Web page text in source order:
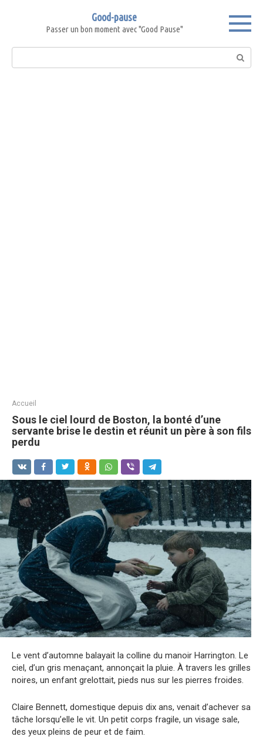
Good-pause
Passer un bon moment avec "Good Pause"
Search:
Accueil
Sous le ciel lourd de Boston, la bonté d’une
servante brise le destin et réunit un père à son fils
perdu
Le vent d’automne balayait la colline du manoir Harrington. Le
ciel, d’un gris menaçant, annonçait la pluie. À travers les grilles
noires, un enfant grelottait, pieds nus sur les pierres froides.
Claire Bennett, domestique depuis dix ans, venait d’achever sa
tâche lorsqu’elle le vit. Un petit corps fragile, un visage sale,
des yeux pleins de peur et de faim.